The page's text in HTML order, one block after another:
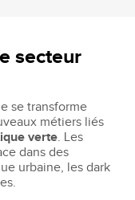
secteur
se transforme
métiers liés
verte. Les
dans des
urbaine, les dark